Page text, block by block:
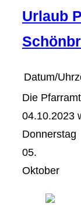
Urlaub
Datum/
Die
04.10.2023
Donnerstag
05.
Oktober